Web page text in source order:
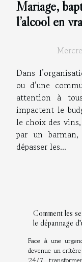
Mariage,
l’alcool en
Dans
ou d’une
attention à
impactent le
le choix des
par un
dépasser les...
Comment les
le dépannage
Face à une
devenue un